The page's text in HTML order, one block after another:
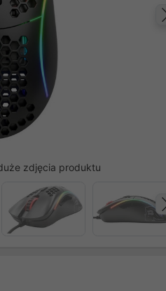
zdjęcia produktu